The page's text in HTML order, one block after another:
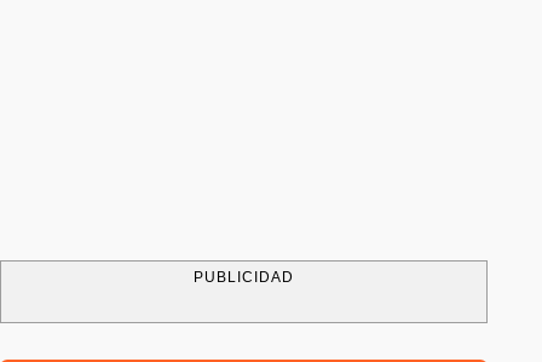
PUBLICIDAD